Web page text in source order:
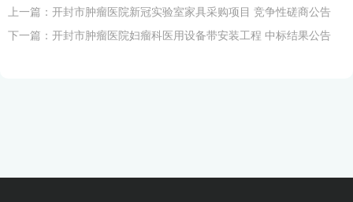
上一篇： 开封市肿瘤医院新冠实验室家具采购项目 竞争性磋商公告
下一篇： 开封市肿瘤医院妇瘤科医用设备带安装工程 中标结果公告